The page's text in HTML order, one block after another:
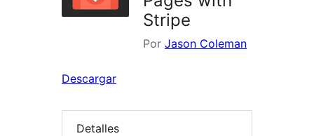
Stripe
Por Jason Coleman
Descargar
Detalles